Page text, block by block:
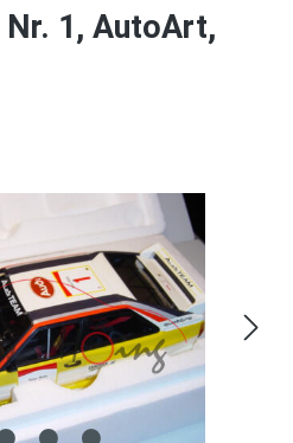
1, AutoArt,